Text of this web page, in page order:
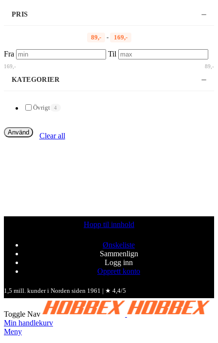
PRIS
89,- - 169,-
Fra Til
169,- 89,-
KATEGORIER
Övrigt 4
Använd Clear all
Hopp til innhold
Ønskeliste
Sammenlign
Logg inn
Opprett konto
1,5 mill. kunder i Norden siden 1961 | ★ 4,4/5
Toggle Nav
Min handlekurv
Meny